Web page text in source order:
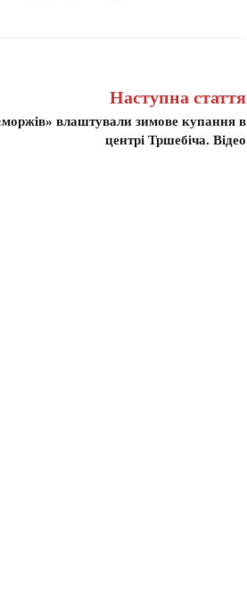
Наступна стаття
влаштували зимове купання в
центрі Тршебіча. Відео